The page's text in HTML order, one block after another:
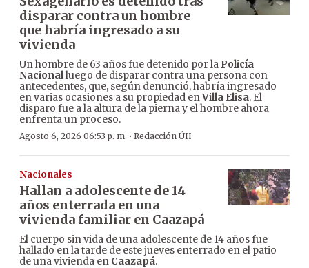
disparar contra un hombre
que habría ingresado a su
vivienda
Un hombre de 63 años fue detenido por la Policía
Nacionalluego de disparar contra una persona con
antecedentes, que, según denunció, habría ingresado
en varias ocasiones a su propiedad enVilla Elisa. El
disparo fue a la altura de la pierna y el hombre ahora
enfrenta un proceso.
Agosto 6, 2026 06:53 p. m. · Redacción ÚH
Nacionales
Hallan a adolescente de 14
años enterrada en una
vivienda familiar en Caazapá
El cuerpo sin vida de una adolescente de 14 años fue
hallado en la tarde de este jueves enterrado en el patio
de una vivienda en Caazapá.